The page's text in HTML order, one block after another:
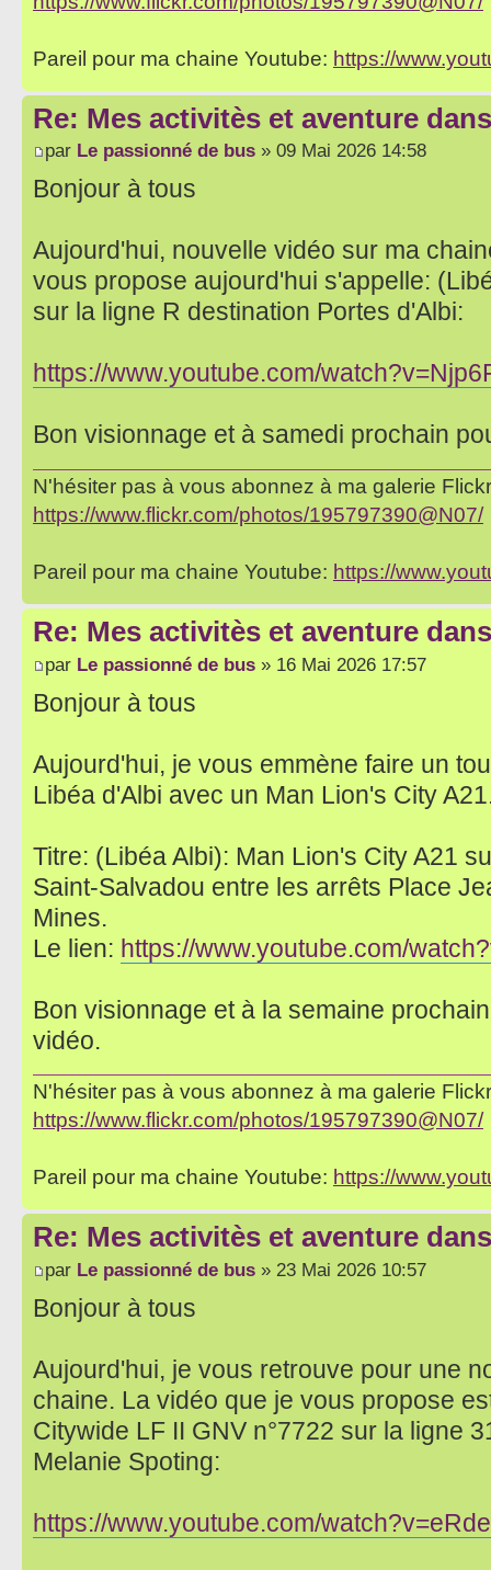
Pareil pour ma chaine Youtube: https://
Re: Mes activitès et aventure
par Le passionné de bus » 09 Mai 2026 14:58
Bonjour à tous
Aujourd'hui, nouvelle vidéo sur ma
vous propose aujourd'hui s'appelle:
sur la ligne R destination Portes d'Albi:
https://www.youtube.com/
Bon visionnage et à samedi prochain
N'hésiter pas à vous abonnez à ma galerie
https://www.flickr.com/photos/195797390@N07/
Pareil pour ma chaine Youtube: https://
Re: Mes activitès et aventure
par Le passionné de bus » 16 Mai 2026 17:57
Bonjour à tous
Aujourd'hui, je vous emmène faire un
Libéa d'Albi avec un Man Lion's City
Titre: (Libéa Albi): Man Lion's City A21
Saint-Salvadou entre les arrêts Place
Mines.
Le lien: https://www.youtube.com/
Bon visionnage et à la semaine
vidéo.
N'hésiter pas à vous abonnez à ma galerie
https://www.flickr.com/photos/195797390@N07/
Pareil pour ma chaine Youtube: https://
Re: Mes activitès et aventure
par Le passionné de bus » 23 Mai 2026 10:57
Bonjour à tous
Aujourd'hui, je vous retrouve pour une
chaine. La vidéo que je vous propose
Citywide LF II GNV n°7722 sur la ligne
Melanie Spoting:
https://www.youtube.com/